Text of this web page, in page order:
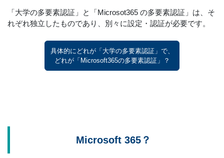
「大学の多要素認証」と「Microsot365 の多要素認証」は、そ
れぞれ独立したものであり、別々に設定・認証が必要です。
具体的にどれが「大学の多要素認証」で、
どれが「Microsoft365の多要素認証」？
Microsoft 365？